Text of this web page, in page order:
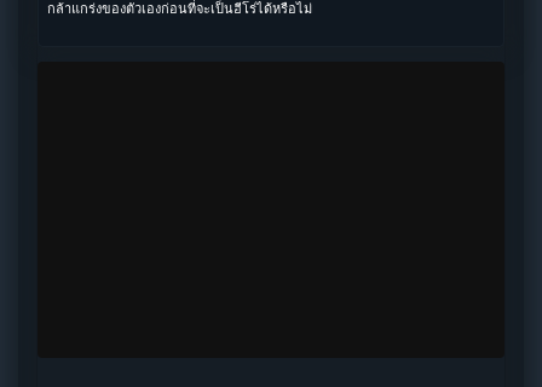
กล้าแกร่งของตัวเองก่อนที่จะเป็นฮีโร่ได้หรือไม่